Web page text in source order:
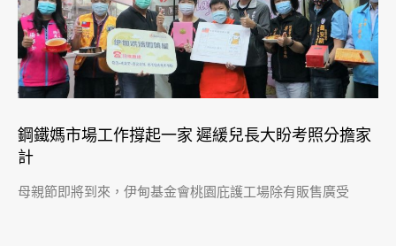
鋼鐵媽市場工作撐起一家 遲緩兒長大盼考照分擔家
計
母親節即將到來，伊甸基金會桃園庇護工場除有販售廣受